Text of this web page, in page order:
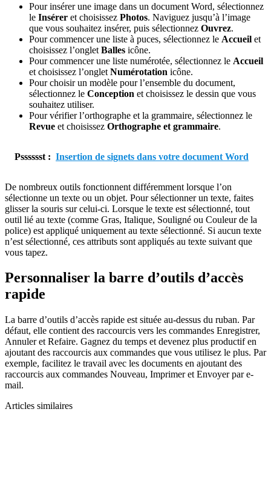
Pour insérer une image dans un document Word, sélectionnez
le Insérer et choisissez Photos. Naviguez jusqu’à l’image
que vous souhaitez insérer, puis sélectionnez Ouvrez.
Pour commencer une liste à puces, sélectionnez le Accueil et
choisissez l’onglet Balles icône.
Pour commencer une liste numérotée, sélectionnez le Accueil
et choisissez l’onglet Numérotation icône.
Pour choisir un modèle pour l’ensemble du document,
sélectionnez le Conception et choisissez le dessin que vous
souhaitez utiliser.
Pour vérifier l’orthographe et la grammaire, sélectionnez le
Revue et choisissez Orthographe et grammaire.
Psssssst : Insertion de signets dans votre document Word
De nombreux outils fonctionnent différemment lorsque l’on
sélectionne un texte ou un objet. Pour sélectionner un texte, faites
glisser la souris sur celui-ci. Lorsque le texte est sélectionné, tout
outil lié au texte (comme Gras, Italique, Souligné ou Couleur de la
police) est appliqué uniquement au texte sélectionné. Si aucun texte
n’est sélectionné, ces attributs sont appliqués au texte suivant que
vous tapez.
Personnaliser la barre d’outils d’accès
rapide
La barre d’outils d’accès rapide est située au-dessus du ruban. Par
défaut, elle contient des raccourcis vers les commandes Enregistrer,
Annuler et Refaire. Gagnez du temps et devenez plus productif en
ajoutant des raccourcis aux commandes que vous utilisez le plus. Par
exemple, facilitez le travail avec les documents en ajoutant des
raccourcis aux commandes Nouveau, Imprimer et Envoyer par e-
mail.
Articles similaires